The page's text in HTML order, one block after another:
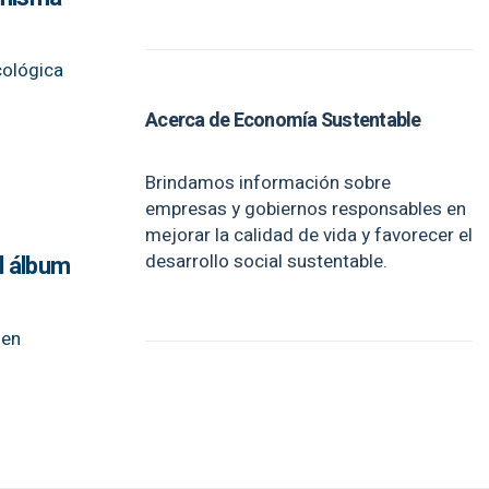
álbum
Acerca de Economía Sustentable
Brindamos información sobre
empresas y gobiernos responsables en
mejorar la calidad de vida y favorecer el
desarrollo social sustentable.